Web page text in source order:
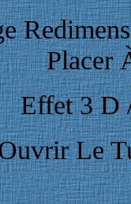
Placer
Effet3 D
Le